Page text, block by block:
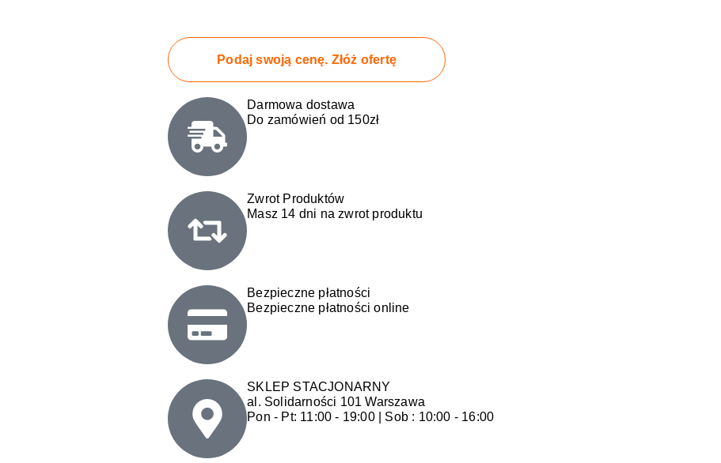
Podaj swoją cenę. Złóż ofertę
Darmowa dostawa
Do zamówień od 150zł
Zwrot Produktów
Masz 14 dni na zwrot produktu
Bezpieczne płatności
Bezpieczne płatności online
SKLEP STACJONARNY
al. Solidarności 101 Warszawa
Pon - Pt: 11:00 - 19:00 | Sob : 10:00 - 16:00